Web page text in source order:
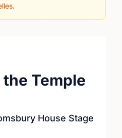
the Temple
House Stage